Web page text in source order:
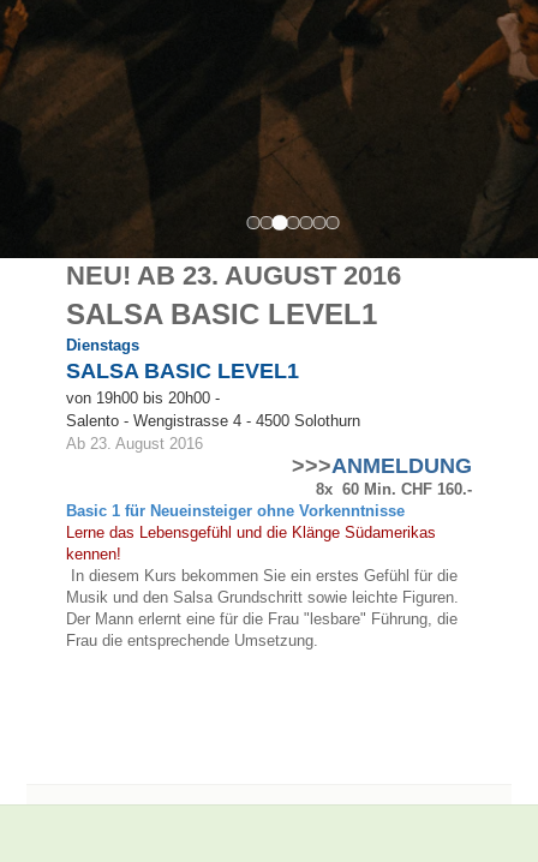
NEU! AB 23. AUGUST 2016
SALSA BASIC LEVEL1
Dienstags
SALSA BASIC LEVEL1
von 19h00 bis 20h00 -
Salento - Wengistrasse 4- 4500 Solothurn
Ab 23. August 2016
>>>ANMELDUNG
8x 60 Min. CHF 160.-
Basic 1 für Neueinsteiger ohne Vorkenntnisse
Lerne das Lebensgefühl und die Klänge Südamerikas
kennen!
In diesem Kurs bekommen Sie ein erstes Gefühl für die
Musik und den Salsa Grundschritt sowie leichte Figuren.
Der Mann erlernt eine für die Frau "lesbare" Führung, die
Frau die entsprechende Umsetzung.